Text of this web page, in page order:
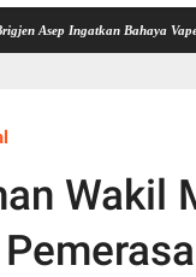
Bahaya Vape Zombie
Wakil